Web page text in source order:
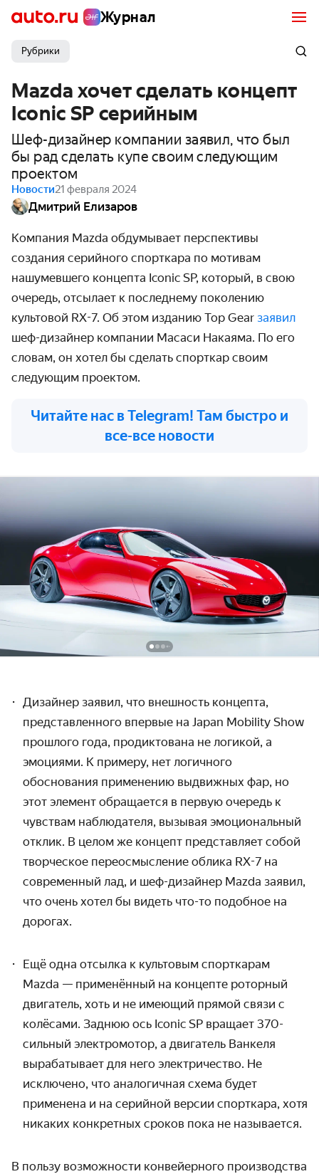
Журнал
Рубрики
Mazda хочет сделать концепт
Iconic SP серийным
Шеф-дизайнер компании заявил, что был
бы рад сделать купе своим следующим
проектом
Новости21 февраля 2024
Дмитрий Елизаров
Компания Mazda обдумывает перспективы
создания серийного спорткара по мотивам
нашумевшего концепта Iconic SP, который, в свою
очередь, отсылает к последнему поколению
культовой RX-7. Об этом изданию Top Gear заявил
шеф-дизайнер компании Масаси Накаяма. По его
словам, он хотел бы сделать спорткар своим
следующим проектом.
Читайте нас в Telegram! Там быстро и
все-все новости
Дизайнер заявил, что внешность концепта,
представленного впервые на Japan Mobility Show
прошлого года, продиктована не логикой, а
эмоциями. К примеру, нет логичного
обоснования применению выдвижных фар, но
этот элемент обращается в первую очередь к
чувствам наблюдателя, вызывая эмоциональный
отклик. В целом же концепт представляет собой
творческое переосмысление облика RX-7 на
современный лад, и шеф-дизайнер Mazda заявил,
что очень хотел бы видеть что-то подобное на
дорогах.
Ещё одна отсылка к культовым спорткарам
Mazda — применённый на концепте роторный
двигатель, хоть и не имеющий прямой связи с
колёсами. Заднюю ось Iconic SP вращает 370-
сильный электромотор, а двигатель Ванкеля
вырабатывает для него электричество. Не
исключено, что аналогичная схема будет
применена и на серийной версии спорткара, хотя
никаких конкретных сроков пока не называется.
В пользу возможности конвейерного производства